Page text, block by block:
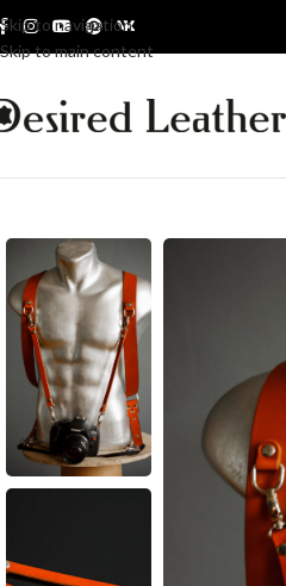
Skip to navigation
Skip to main content